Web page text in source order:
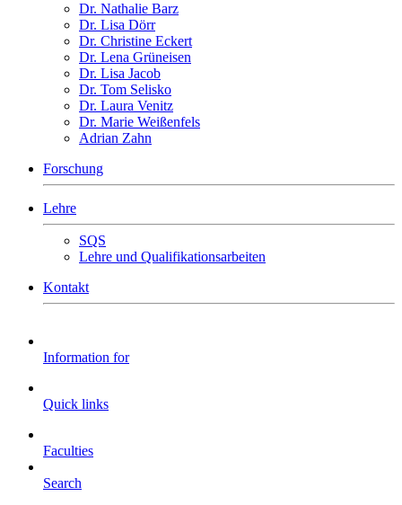
Dr. Nathalie Barz
Dr. Lisa Dörr
Dr. Christine Eckert
Dr. Lena Grüneisen
Dr. Lisa Jacob
Dr. Tom Selisko
Dr. Laura Venitz
Dr. Marie Weißenfels
Adrian Zahn
Forschung
Lehre
SQS
Lehre und Qualifikationsarbeiten
Kontakt
Information for
Quick links
Faculties
Search